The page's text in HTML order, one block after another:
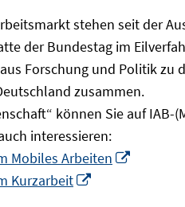
stehen seit der
der Bundestag im
Forschung und Politik
zusammen.
können Sie auf IAB-
interessieren:
Mobiles Arbeiten
Kurzarbeit